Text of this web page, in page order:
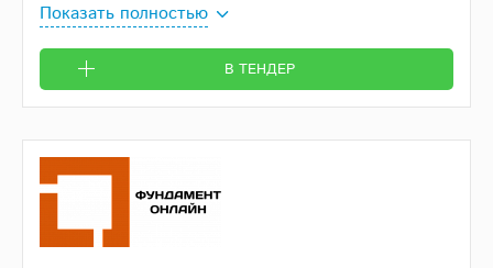
Показать полностью
В ТЕНДЕР